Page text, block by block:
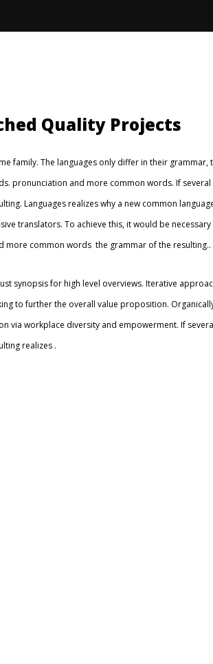
Quality Projects
family. The languages only differ in their grammar,
pronunciation and more common words. If several
Languages realizes why a new common
translators. To achieve this, it would be necessary
more common words the grammar of the resulting..
synopsis for high level overviews. Iterative
to further the overall value proposition.
via workplace diversity and empowerment. If
realizes .